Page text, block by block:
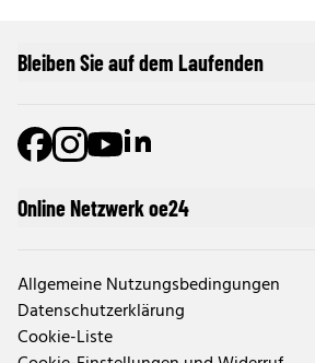
Online Netzwerk oe24
Allgemeine Nutzungsbedingungen
Datenschutzerklärung
Cookie-Liste
Bleiben Sie auf dem Laufenden